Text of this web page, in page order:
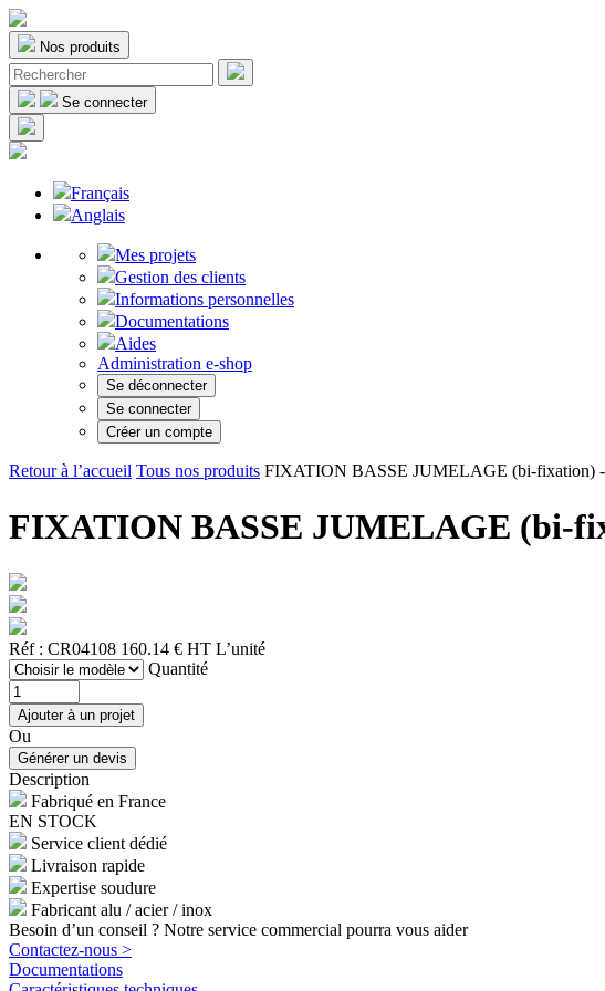
Nos produits
Se connecter
Français
Anglais
Mes projets
Gestion des clients
Informations personnelles
Documentations
Aides
Administration e-shop
Se déconnecter
Se connecter
Créer un compte
Retour à l’accueil Tous nos produits FIXATION BASSE JUMELAGE (bi-fixation)
FIXATION BASSE JUMELAGE (bi-
Réf : CR04108 160.14 € HT L’unité
Quantité
Ou
Description
Fabriqué en France
EN STOCK
Service client dédié
Livraison rapide
Expertise soudure
Fabricant alu / acier / inox
Besoin d’un conseil ? Notre service commercial pourra vous aider
Contactez-nous >
Documentations